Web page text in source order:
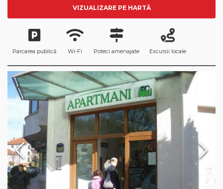
VIZUALIZARE PE HARTĂ
Parcarea publică Wi-Fi Poteci amenajate Excursii locale